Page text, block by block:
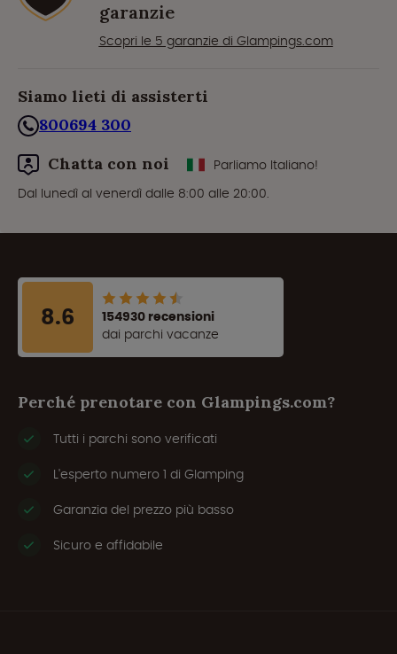
garanzie
Scopri le 5 garanzie di Glampings.com
Siamo lieti di assisterti
800694 300
Chatta con noi
Parliamo Italiano!
Dal lunedì al venerdì dalle 8:00 alle 20:00.
8.6
154930 recensioni
dai parchi vacanze
Perché prenotare con Glampings.com?
Tutti i parchi sono verificati
L'esperto numero 1 di Glamping
Garanzia del prezzo più basso
Sicuro e affidabile